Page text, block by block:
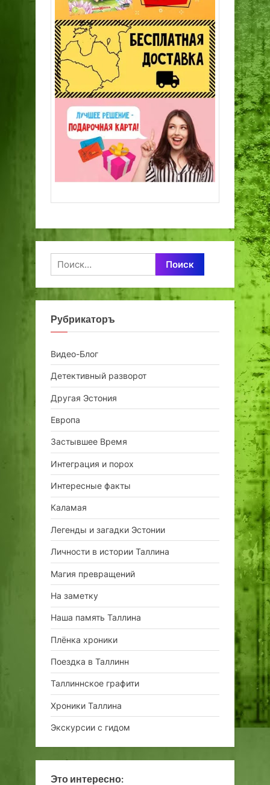
Найти:
Рубрикаторъ
Видео-Блог
Детективный разворот
Другая Эстония
Европа
Застывшее Время
Интеграция и порох
Интересные факты
Каламая
Легенды и загадки Эстонии
Личности в истории Таллина
Магия превращений
На заметку
Наша память Таллина
Плёнка хроники
Поездка в Таллинн
Таллиннское графити
Хроники Таллина
Экскурсии с гидом
Это интересно: